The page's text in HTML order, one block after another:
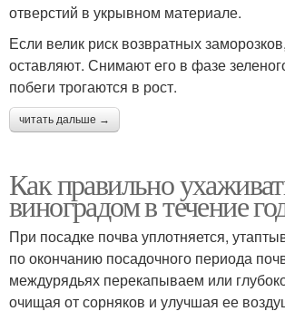
отверстий в укрывном материале.
Если велик риск возвратных
оставляют. Снимают его в фазе
побеги трогаются в рост.
читать дальше →
Как правильно
виноградом в течение
При посадке почва уплотняется,
по окончанию посадочного периода
междурядьях перекапываем или
очищая от сорняков и улучшая ее